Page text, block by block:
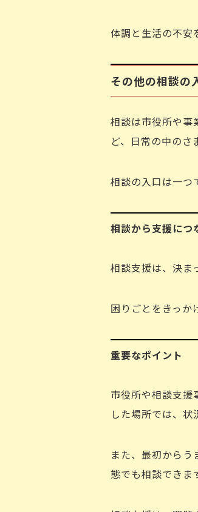
体調と生活の不安
その他の相談の
相談は市役所や事
ど、日常の中のさ
相談の入口は一つ
相談から支援につ
相談支援は、決ま
困りごとをきっか
重要なポイント
市役所や相談支援
した場所では、状
また、最初から
態でも相談できま